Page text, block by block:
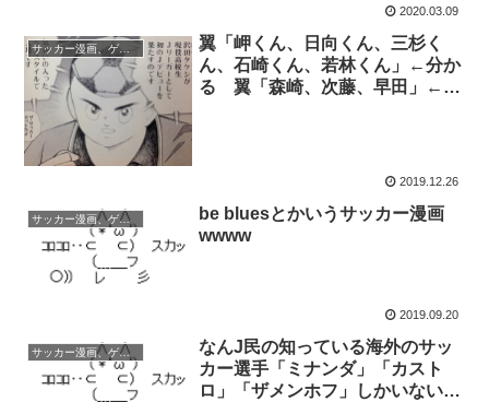
2020.03.09
サッカー漫画、ゲーム
翼「岬くん、日向くん、三杉く
ん、石崎くん、若林くん」←分か
る 翼「森崎、次藤、早田」←え
2019.12.26
サッカー漫画、ゲーム
be bluesとかいうサッカー漫画
wwww
2019.09.20
サッカー漫画、ゲーム
なんJ民の知っている海外のサッ
カー選手「ミナンダ」「カスト
ロ」「ザメンホフ」しかいない…